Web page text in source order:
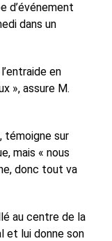
d’événement
dans un
en
», assure M.
témoigne sur
mais « nous
donc tout va
au centre de la
et lui donne son